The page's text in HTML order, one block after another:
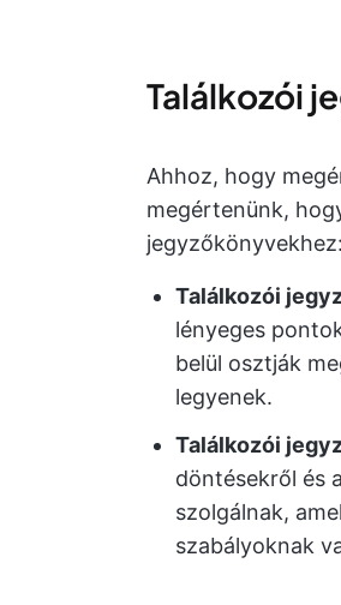
Találkozói
Ahhoz, hogy
megértenünk,
jegyzőkönyvekhez:
Találkozói
lényeges
belül osztják
legyenek.
Találkozói
döntésekről és
szolgálnak,
szabályoknak